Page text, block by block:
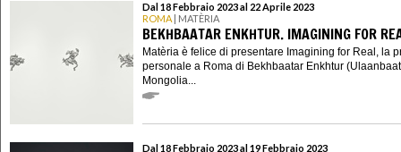
Dal 18 Febbraio 2023 al 22 Aprile 2023
ROMA | MATÈRIA
BEKHBAATAR ENKHTUR. IMAGINING FOR
Matèria è felice di presentare Imagining for Real, la
personale a Roma di Bekhbaatar Enkhtur
Mongolia...
Dal 18 Febbraio 2023 al 19 Febbraio 2023